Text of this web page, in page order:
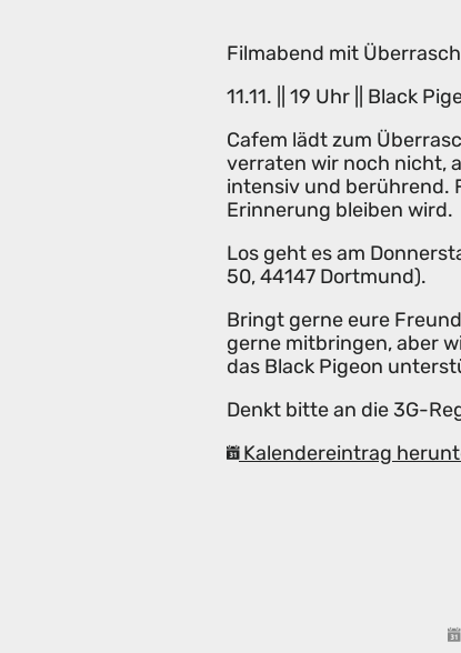
Filmabend mit
11.11. || 19 Uhr || Black
Cafem lädt zum
verraten wir noch nicht,
intensiv und berührend.
Erinnerung bleiben wird.
Los geht es am
50, 44147 Dortmund).
Bringt gerne eure
gerne mitbringen, aber
das Black Pigeon
Denkt bitte an die 3G-
Kalendereintrag